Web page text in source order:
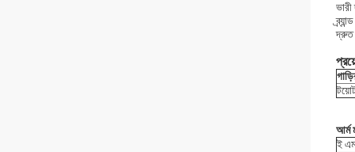
দ্রুত
আর্ম
ই